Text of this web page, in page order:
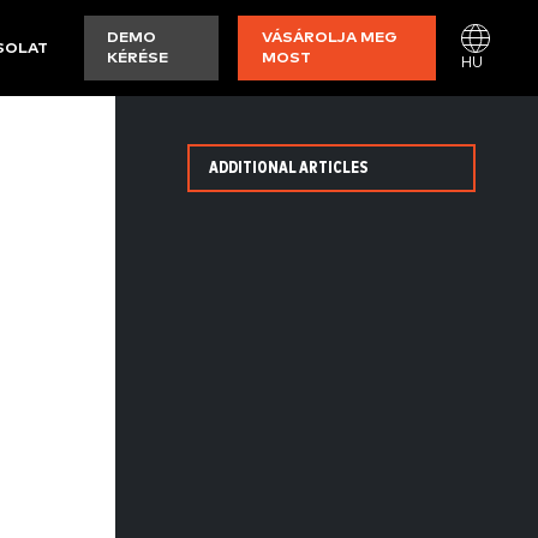
DEMO
KÉRÉSE
VÁSÁROLJA MEG
MOST
HU
ADDITIONAL ARTICLES